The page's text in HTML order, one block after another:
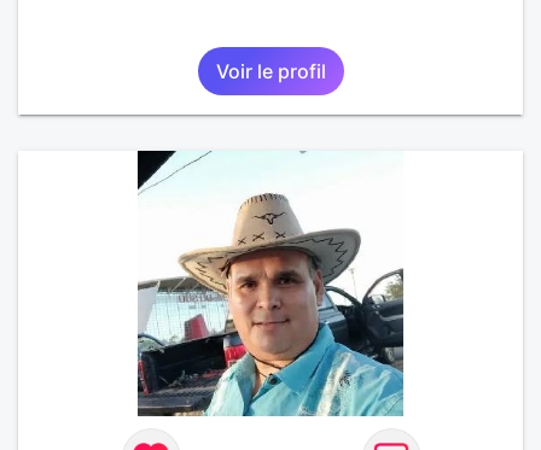
Voir le profil